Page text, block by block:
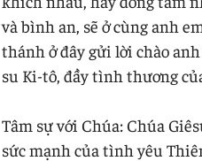
và bình an, sẽ ở cùng anh
thánh ở đây gửi lời chào
su Ki-tô, đầy tình thương
Tâm sự với Chúa: Chúa
sức mạnh của tình yêu